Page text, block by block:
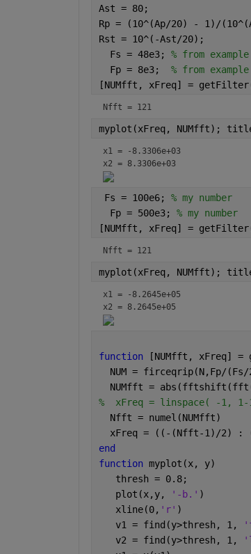
Ast = 80;
Rp = (10^(Ap/20) - 1)/
Rst = 10^(-Ast/20);
  Fs = 48e3;
% from example
  Fp = 8e3;
% from example
[NUMfft, xFreq] =
Nfft = 121
myplot(xFreq, NUMfft);
x1 = -8.3306e+03
x2 = 8.3306e+03
Fs = 100e6; % my number
  Fp = 500e3;
% my number
[NUMfft, xFreq] =
Nfft = 121
myplot(xFreq, NUMfft);
x1 = -8.2645e+05
x2 = 8.2645e+05
function
[NUMfft, xFreq]
NUM = firceqrip(N,Fp/(Fs/
NUMfft =
%  xFreq = linspace( -1,
  Nfft = numel(NUMfft)
xFreq = ((-(Nfft-1)/2) :
end
function myplot(x, y)
   thresh = 0.8;
   plot(x,y,
'-b.' )
   xline(0,
'r' )
   v1 = find(y>thresh, 1,
   v2 = find(y>thresh, 1,